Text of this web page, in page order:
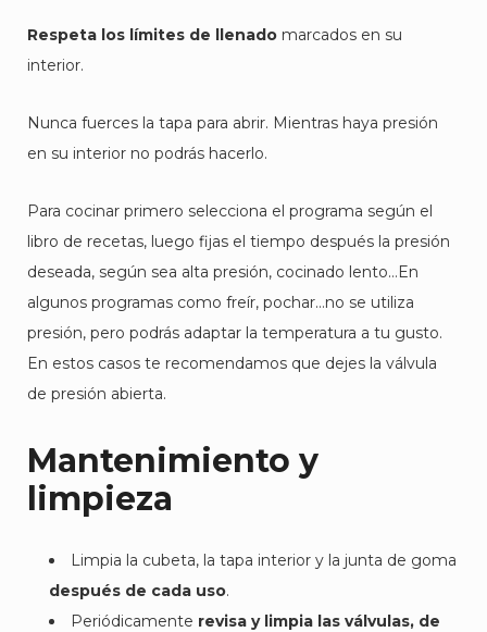
Respeta los límites de llenado marcados en su
interior.
Nunca fuerces la tapa para abrir. Mientras haya presión
en su interior no podrás hacerlo.
Para cocinar primero selecciona el programa según el
libro de recetas, luego fijas el tiempo después la presión
deseada, según sea alta presión, cocinado lento…En
algunos programas como freír, pochar…no se utiliza
presión, pero podrás adaptar la temperatura a tu gusto.
En estos casos te recomendamos que dejes la válvula
de presión abierta.
Mantenimiento y
limpieza
Limpia la cubeta, la tapa interior y la junta de goma
después de cada uso.
Periódicamente revisa y limpia las válvulas, de